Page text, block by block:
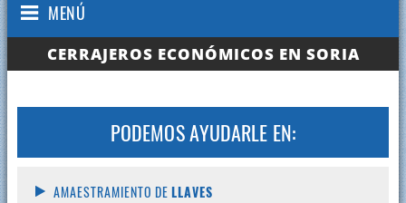
MENÚ
CERRAJEROS ECONÓMICOS EN SORIA
PODEMOS AYUDARLE EN:
AMAESTRAMIENTO DELLAVES